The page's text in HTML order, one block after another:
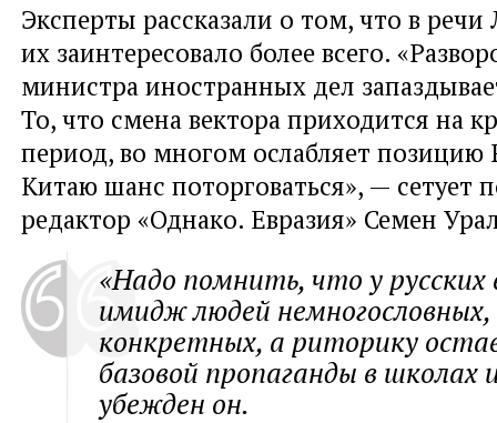
Эксперты рассказали о том, что в речи
их заинтересовало более всего.
министра иностранных дел
То, что смена вектора приходится на
период, во многом ослабляет позицию
Китаю шанс поторговаться», — сетует
редактор «Однако. Евразия» Семен
«Надо помнить, что у
имидж людей немногословных,
конкретных, а риторику
базовой пропаганды в школах
убежден он.